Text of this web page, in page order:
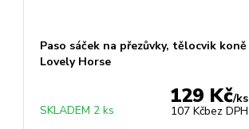
Paso sáček na přezůvky, tělocvik koně
Lovely Horse
129 Kč/ks
107 Kčbez DPH
SKLADEM 2 ks